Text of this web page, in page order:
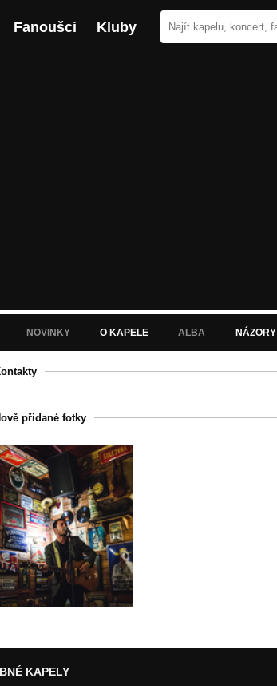
Fanoušci Kluby
NOVINKY O KAPELE ALBA NÁZORY
přidané fotky
KAPELY